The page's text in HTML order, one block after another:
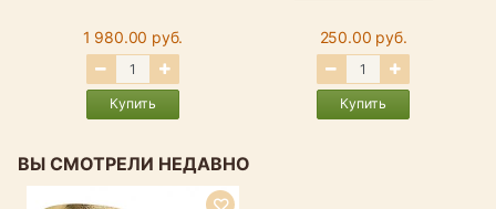
1 980.00 руб.
Купить
250.00 руб.
Купить
ВЫ СМОТРЕЛИ НЕДАВНО